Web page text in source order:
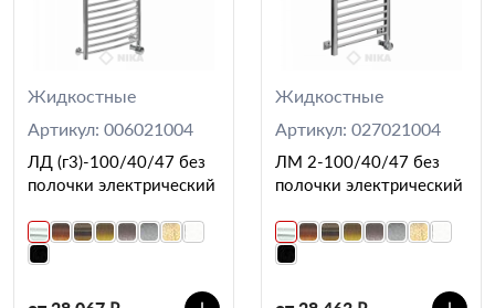
Жидкостные
Артикул: 006021004
ЛД (г3)-100/40/47 без
полочки электрический
Жидкостные
Артикул: 027021004
ЛМ 2-100/40/47 без
полочки электрический